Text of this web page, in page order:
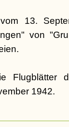
13.
von
Flugblätter
1942.